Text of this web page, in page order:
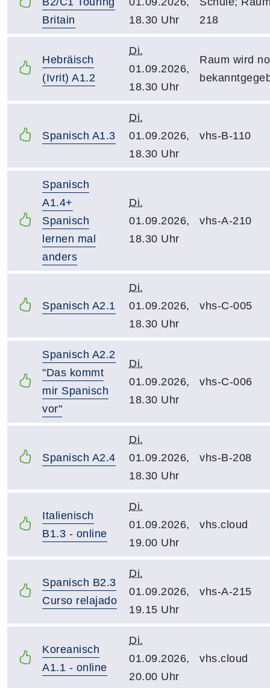
Britain
18.30 Uhr
218
Hebräisch
(Ivrit) A1.2
Di.
01.09.2026,
18.30 Uhr
Raum wird
Spanisch A1.3
Di.
01.09.2026,
18.30 Uhr
vhs-B-110
Spanisch
A1.4+
Spanisch
lernen mal
anders
Di.
01.09.2026,
18.30 Uhr
vhs-A-210
Spanisch A2.1
Di.
01.09.2026,
18.30 Uhr
vhs-C-005
Spanisch A2.2
"Das kommt
mir Spanisch
vor"
Di.
01.09.2026,
18.30 Uhr
vhs-C-006
Spanisch A2.4
Di.
01.09.2026,
18.30 Uhr
vhs-B-208
Italienisch
B1.3 - online
Di.
01.09.2026,
19.00 Uhr
vhs.cloud
Spanisch B2.3
Curso relajado
Di.
01.09.2026,
19.15 Uhr
vhs-A-215
Koreanisch
A1.1 - online
Di.
01.09.2026,
20.00 Uhr
vhs.cloud